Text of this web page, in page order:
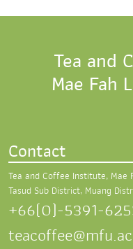
Tea and
Mae Fah
Contact
Tea and Coffee Institute, Mae
Tasud Sub District, Muang
+66(0)-5391-